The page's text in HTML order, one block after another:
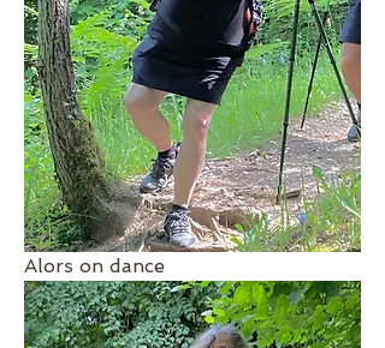
Alors on dance